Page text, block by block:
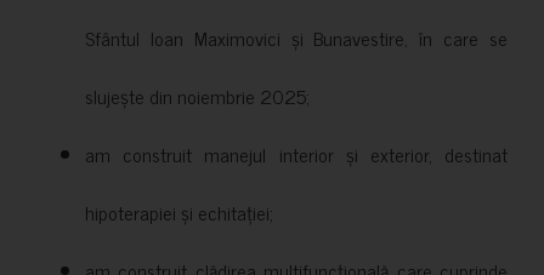
Sfântul Ioan Maximovici și Bunavestire, în care se
slujește din noiembrie 2025;
am construit manejul interior și exterior, destinat
hipoterapiei și echitației;